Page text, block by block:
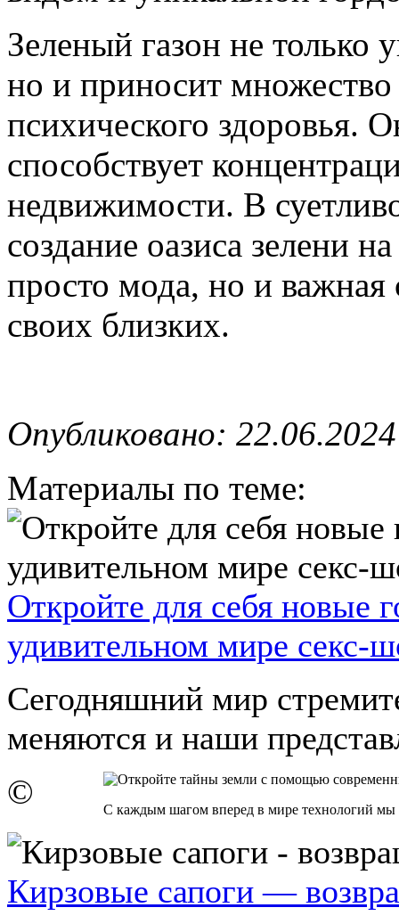
Зеленый газон не
но и приносит
психического здоровья.
способствует
недвижимости. В
создание оазиса зелени
просто мода, но и важная
своих близких.
Опубликовано: 22.06.2024
Материалы по теме:
Откройте для себя новые
удивительном мире секс-
Сегодняшний мир
меняются и наши
С каждым шагом вперед в мире технологий мы
Кирзовые сапоги —
©